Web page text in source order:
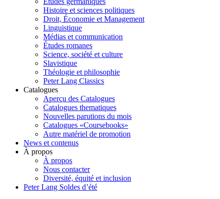
Histoire et sciences politiques
Droit, Économie et Management
Linguistique
Médias et communication
Études romanes
Science, société et culture
Slavistique
Théologie et philosophie
Peter Lang Classics
Catalogues
Aperçu des Catalogues
Catalogues thematiques
Nouvelles parutions du mois
Catalogues «Coursebooks»
Autre matériel de promotion
News et contenus
À propos
À propos
Nous contacter
Diversité, équité et inclusion
Peter Lang Soldes d’été